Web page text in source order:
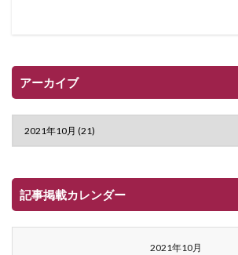
アーカイブ
記事掲載カレンダー
2021年10月